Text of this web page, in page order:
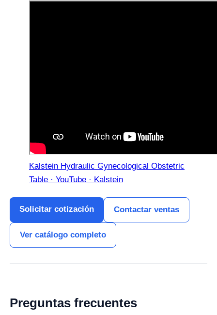
Kalstein Hydraulic Gynecological Obstetric
Table · YouTube · Kalstein
Solicitar cotización Contactar ventas
Ver catálogo completo
Preguntas frecuentes